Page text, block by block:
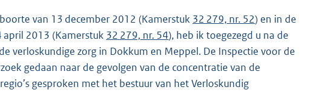
van 13 december 2012 (Kamerstuk 32 279, nr. 52) en in de
april 2013 (Kamerstuk 32 279, nr. 54), heb ik toegezegd u na de
verloskundige zorg in Dokkum en Meppel. De Inspectie voor de
gedaan naar de gevolgen van de concentratie van de
gesproken met het bestuur van het Verloskundig